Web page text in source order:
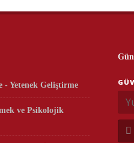
- Yetenek Geliştirme
ve Psikolojik